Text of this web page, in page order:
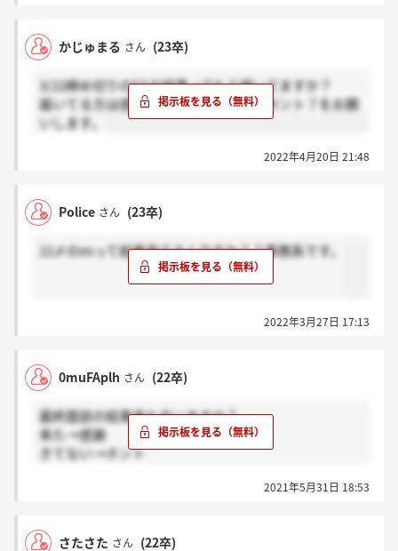
かじゅまる さん (23卒)
3/22締め切りのESの結果ってもう届いてますか？
届いてる方は感謝、届いていない方はホント？をお願
いします。
2022年4月20日 21:48
Police さん (23卒)
22〆のesって結果来てるんですか？？事務系です。
2022年3月27日 17:13
0muFAplh さん (22卒)
最終面談の結果来た方いますか？
来た→感謝
きてない→ホント
2021年5月31日 18:53
さたさた さん (22卒)